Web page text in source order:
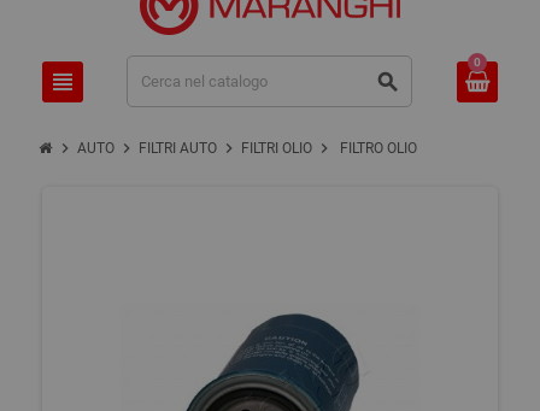
view_headline search
0
chevron_right AUTO chevron_right FILTRI AUTO chevron_right FILTRI OLIO chevron_right FILTRO OLIO